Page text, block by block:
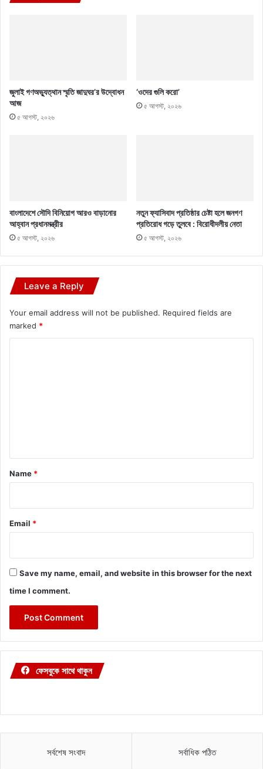
জুলাই গণঅভ্যুত্থান স্মৃতি জাদুঘর’র উদ্বোধন
আজ
৫ আগস্ট, ২০২৬
‘ওদের গুলি করো’
৫ আগস্ট, ২০২৬
বাংলাদেশে সৌদি বিনিয়োগ আরও বাড়ানোর
আহ্বান প্রধানমন্ত্রীর
৫ আগস্ট, ২০২৬
নতুন ফ্যাসিবাদ প্রতিষ্ঠার চেষ্টা হলে জনগণ
প্রতিরোধ গড়ে তুলবে : বিরোধীদলীয় নেতা
৫ আগস্ট, ২০২৬
Leave a Reply
Your email address will not be published. Required fields are
marked *
*
Name *
Email *
Save my name, email, and website in this browser for the next
time I comment.
ফেসবুকে সাথে থাকুন
সর্বশেষ সংবাদ সর্বাধিক পঠিত